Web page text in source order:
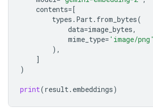
contents=[
types . Part. from_bytes(
data=image_bytes,
mime_type= 'image/png'
),
]
)
print(result. embeddings)